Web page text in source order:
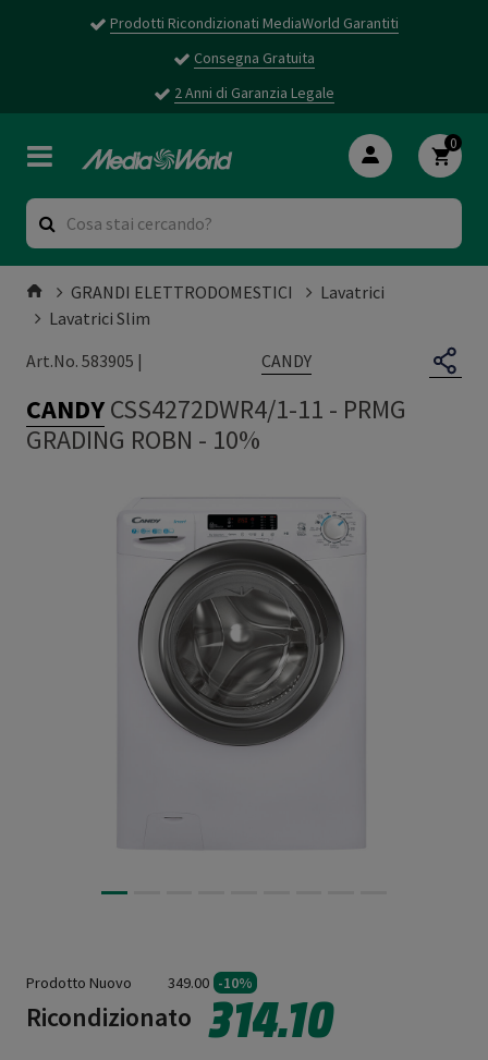
Prodotti Ricondizionati MediaWorld Garantiti
Consegna Gratuita
2 Anni di Garanzia Legale
0
GRANDI ELETTRODOMESTICI
Lavatrici
Lavatrici Slim
Art.No. 583905 |
CANDY
CANDYCSS4272DWR4/1-11 - PRMG
GRADING ROBN - 10%
Prodotto Nuovo 349.00 -10%
Ricondizionato 314.10